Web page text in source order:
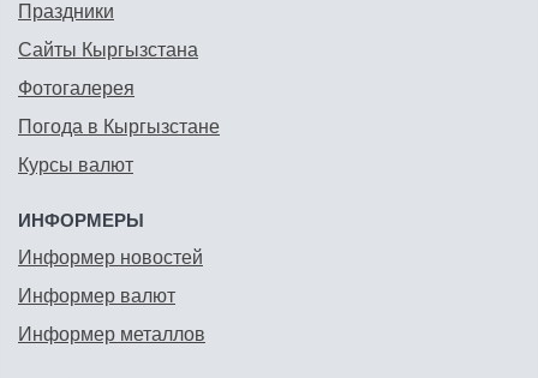
Праздники
Сайты Кыргызстана
Фотогалерея
Погода в Кыргызстане
Курсы валют
ИНФОРМЕРЫ
Информер новостей
Информер валют
Информер металлов